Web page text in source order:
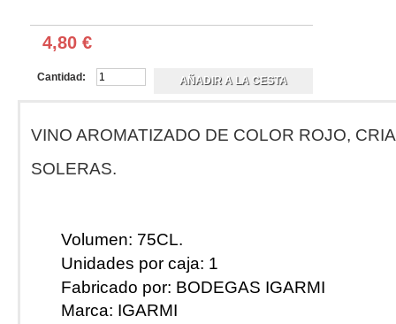
4,80 €
Cantidad:
VINO AROMATIZADO DE COLOR ROJO,
SOLERAS.
Volumen: 75CL.
Unidades por caja: 1
Fabricado por: BODEGAS IGARMI
Marca: IGARMI